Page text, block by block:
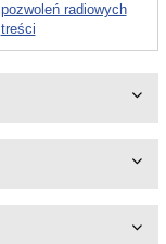
pozwoleń radiowych
treści